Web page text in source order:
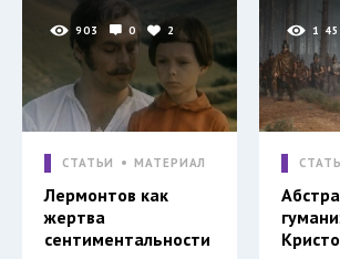
903 0 2
СТАТЬИ МАТЕРИАЛ
Лермонтов как
жертва
сентиментальности
1